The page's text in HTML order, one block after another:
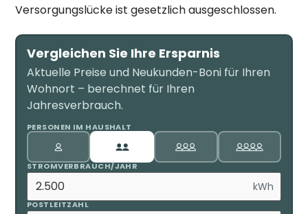
Versorgungslücke ist gesetzlich ausgeschlossen.
Vergleichen Sie Ihre Ersparnis
Aktuelle Preise und Neukunden-Boni für Ihren
Wohnort – berechnet für Ihren
Jahresverbrauch.
PERSONEN IM HAUSHALT
STROMVERBRAUCH/JAHR
kWh
POSTLEITZAHL